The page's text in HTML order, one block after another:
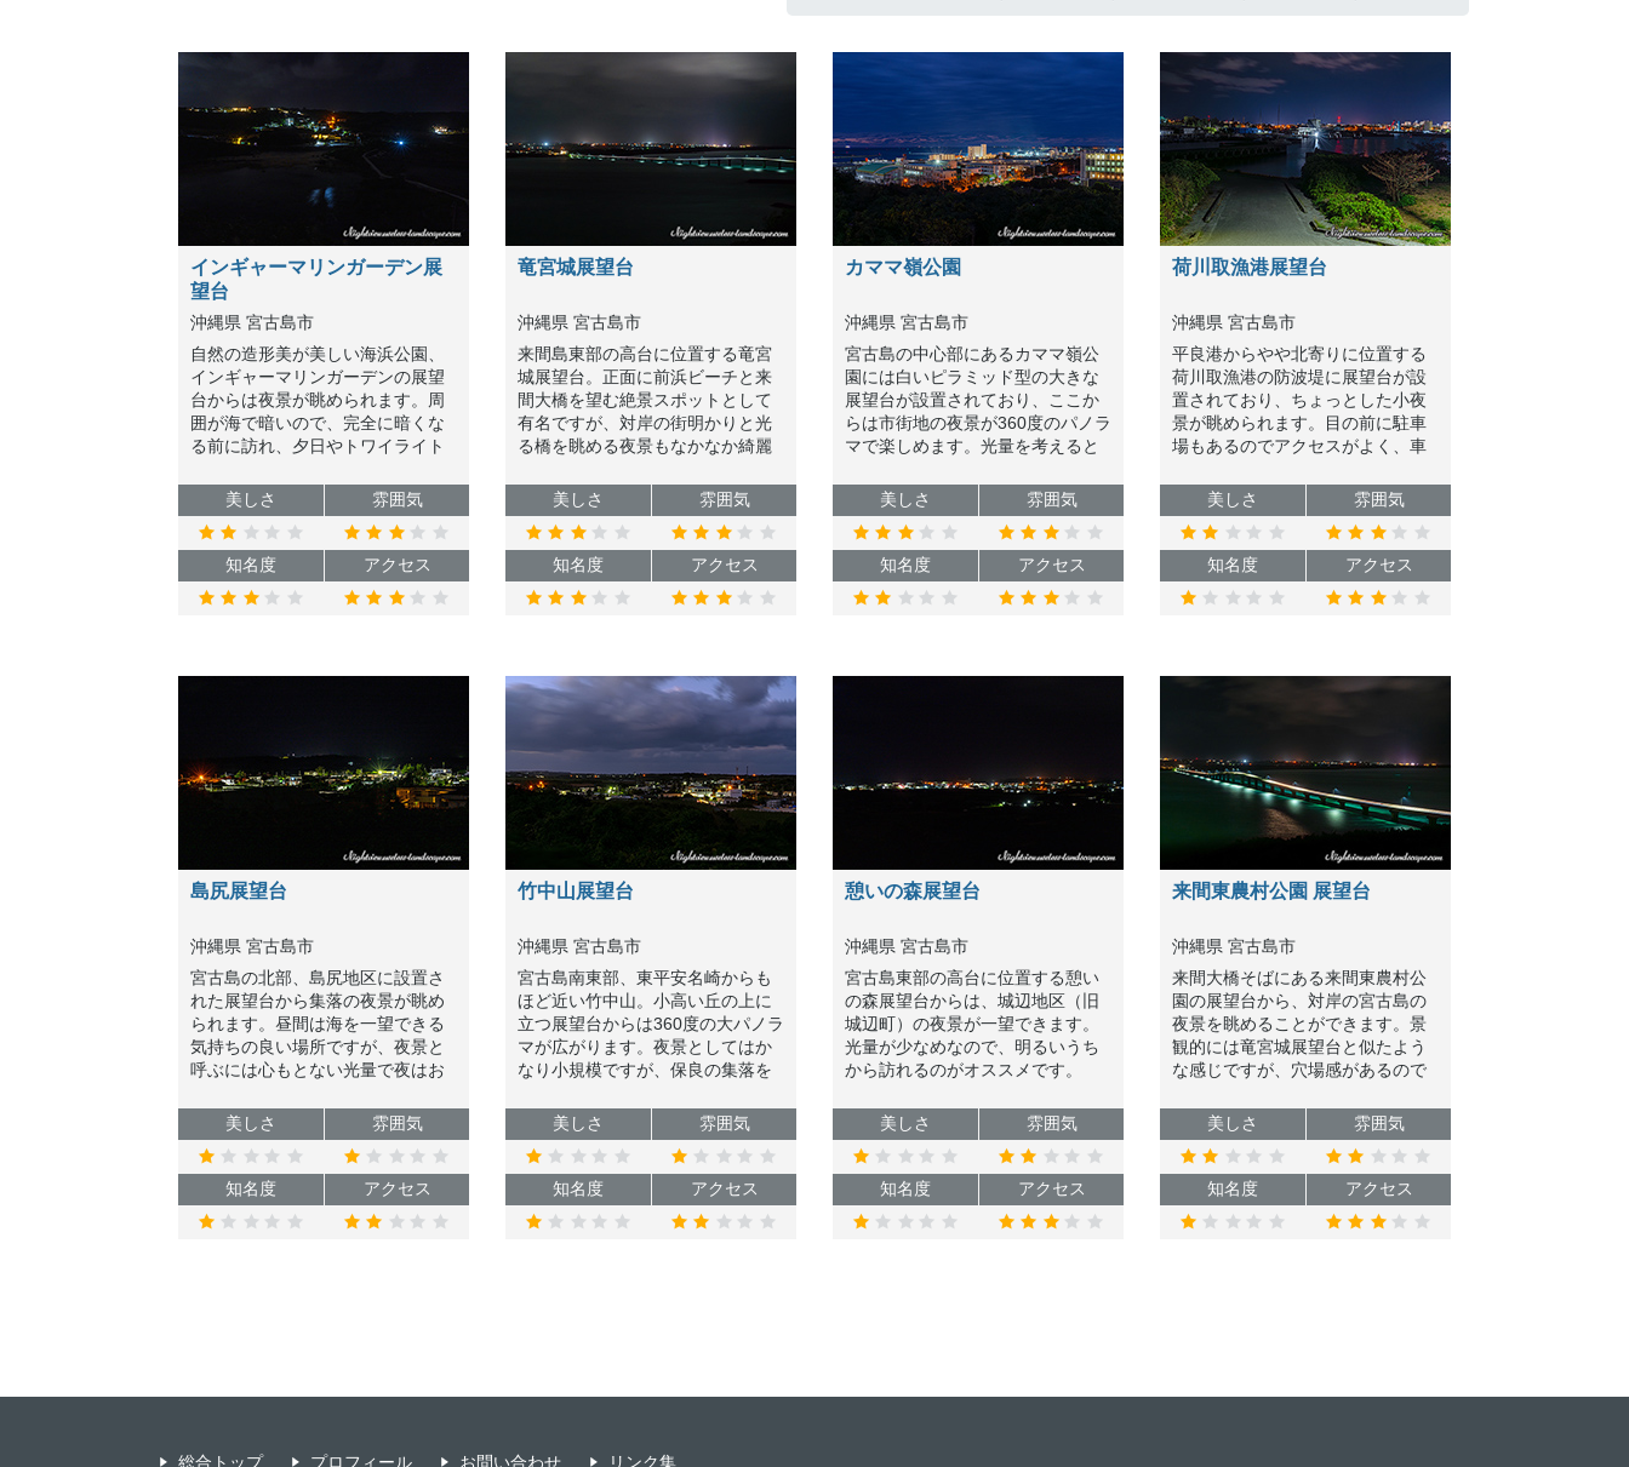
インギャーマリンガーデン展
望台
沖縄県 宮古島市
自然の造形美が美しい海浜公園、
インギャーマリンガーデンの展望
台からは夜景が眺められます。周
囲が海で暗いので、完全に暗くな
る前に訪れ、夕日やトワイライト
メです。美しさ 雰囲気
知名度 アクセス
竜宮城展望台
沖縄県 宮古島市
来間島東部の高台に位置する竜宮
城展望台。正面に前浜ビーチと来
間大橋を望む絶景スポットとして
有名ですが、対岸の街明かりと光
る橋を眺める夜景もなかなか綺麗
みてください。
美しさ 雰囲気
知名度 アクセス
カママ嶺公園
沖縄県 宮古島市
宮古島の中心部にあるカママ嶺公
園には白いピラミッド型の大きな
展望台が設置されており、ここか
らは市街地の夜景が360度のパノラ
マで楽しめます。光量を考えると
トと言えますのでオススメです。
美しさ 雰囲気
知名度 アクセス
荷川取漁港展望台
沖縄県 宮古島市
平良港からやや北寄りに位置する
荷川取漁港の防波堤に展望台が設
置されており、ちょっとした小夜
景が眺められます。目の前に駐車
場もあるのでアクセスがよく、車
美しさ
雰囲気
知名度 アクセス
島尻展望台
沖縄県 宮古島市
宮古島の北部、島尻地区に設置さ
れた展望台から集落の夜景が眺め
られます。昼間は海を一望できる
気持ちの良い場所ですが、夜景と
呼ぶには心もとない光量で夜はお
向けスポットであることだけご了
承ください。
美しさ 雰囲気
知名度 アクセス
竹中山展望台
沖縄県 宮古島市
宮古島南東部、東平安名崎からも
ほど近い竹中山。小高い丘の上に
立つ展望台からは360度の大パノラ
マが広がります。夜景としてはか
なり小規模ですが、保良の集落を
美しさ
雰囲気
知名度 アクセス
憩いの森展望台
沖縄県 宮古島市
宮古島東部の高台に位置する憩い
の森展望台からは、城辺地区（旧
城辺町）の夜景が一望できます。
光量が少なめなので、明るいうち
から訪れるのがオススメです。
美しさ 雰囲気
知名度 アクセス
来間東農村公園 展望台
沖縄県 宮古島市
来間大橋そばにある来間東農村公
園の展望台から、対岸の宮古島の
夜景を眺めることができます。景
観的には竜宮城展望台と似たよう
な感じですが、穴場感があるので
メです。美しさ 雰囲気
知名度 アクセス
総合トップ プロフィール お問い合わせ リンク集